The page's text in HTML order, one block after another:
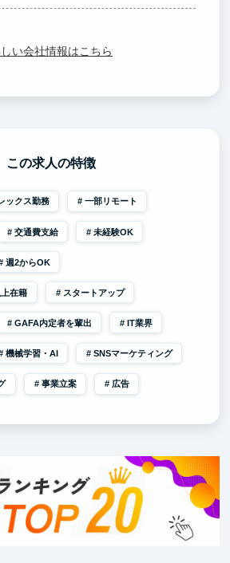
い会社情報はこちら
この求人の特徴
ックス勤務 一部リモート
交通費支給 未経験OK
週2からOK
在籍 スタートアップ
GAFA内定者を輩出 IT業界
機械学習・AI SNSマーケティング
事業立案 広告